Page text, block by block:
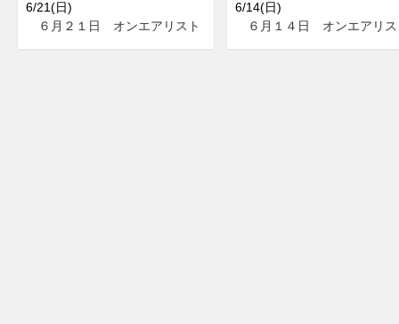
6/21(日)
６月２１日 オンエアリスト
6/14(日)
６月１４日 オンエアリス